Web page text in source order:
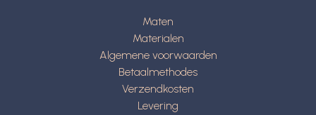
Maten
Materialen
Algemene voorwaarden
Betaalmethodes
Verzendkosten
Levering